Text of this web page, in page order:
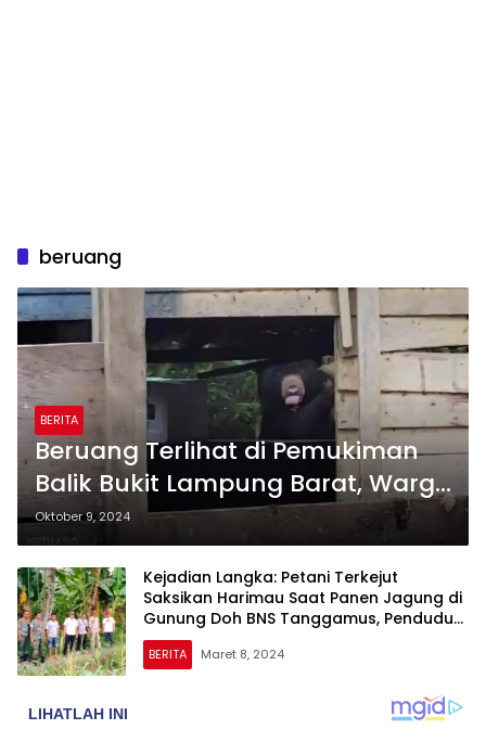
beruang
BERITA
Beruang Terlihat di Pemukiman
Balik Bukit Lampung Barat, Warga
Diimbau Tingkatkan
Kewaspadaan
Oktober 9, 2024
Kejadian Langka: Petani Terkejut
Saksikan Harimau Saat Panen Jagung di
Gunung Doh BNS Tanggamus, Penduduk
Diimbau Tetap Waspada
BERITA Maret 8, 2024